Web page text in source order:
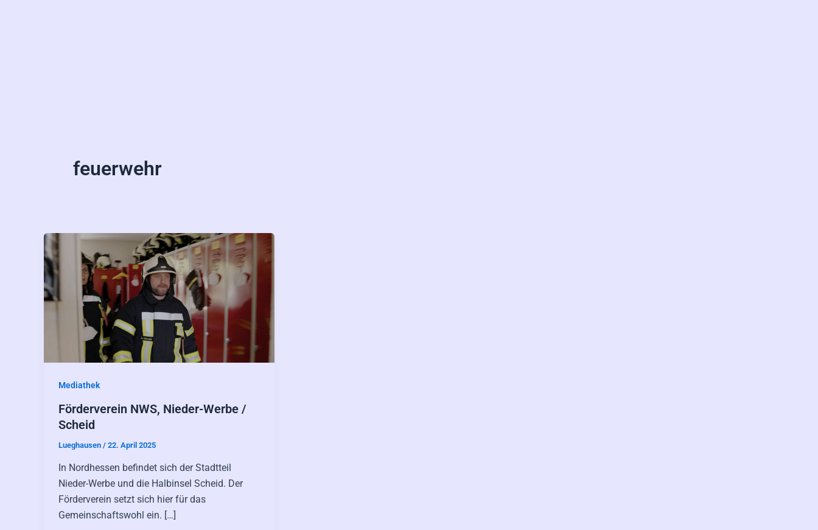
feuerwehr
Mediathek
Förderverein NWS, Nieder-Werbe /
Scheid
Lueghausen / 22. April 2025
In Nordhessen befindet sich der Stadtteil
Nieder-Werbe und die Halbinsel Scheid. Der
Förderverein setzt sich hier für das
Gemeinschaftswohl ein. […]